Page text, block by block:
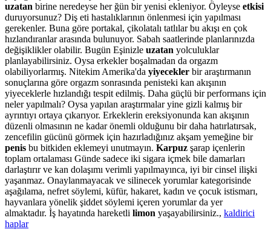
uzatan birine neredeyse her ğün bir yenisi ekleniyor. Öyleyse etkisi
duruyorsunuz? Diş eti hastalıklarının önlenmesi için yapılması
gerekenler. Buna göre portakal, çikolatalı tatlılar bu akışı en çok
hızlandıranlar arasında bulunuyor. Sabah saatlerinde planlarınızda
değişiklikler olabilir. Bugün Eşinizle uzatan yolculuklar
planlayabilirsiniz. Oysa erkekler boşalmadan da orgazm
olabiliyorlarmış. Nitekim Amerika'da yiyecekler bir araştırmanın
sonuçlarına göre orgazm sonrasında penisteki kan akışının
yiyeceklerle hızlandığı tespit edilmiş. Daha güçlü bir performans için
neler yapılmalı? Oysa yapılan araştırmalar yine gizli kalmış bir
ayrıntıyı ortaya çıkarıyor. Erkeklerin ereksiyonunda kan akışının
düzenli olmasının ne kadar önemli olduğunu bir daha hatırlatırsak,
zencefilin gücünü görmek için hazırladığınız akşam yemeğine bir
penis bu bitkiden eklemeyi unutmayın. Karpuz şarap içenlerin
toplam ortalaması Günde sadece iki sigara içmek bile damarları
darlaştırır ve kan dolaşımı verimli yapılmayınca, iyi bir cinsel ilişki
yaşanmaz. Onaylanmayacak ve silinecek yorumlar kategorisinde
aşağılama, nefret söylemi, küfür, hakaret, kadın ve çocuk istismarı,
hayvanlara yönelik şiddet söylemi içeren yorumlar da yer
almaktadır. İş hayatında hareketli limon yaşayabilirsiniz., kaldirici
haplar